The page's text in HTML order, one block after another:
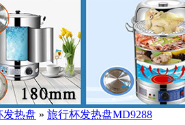
发热盘 » 旅行杯发热盘MD9288